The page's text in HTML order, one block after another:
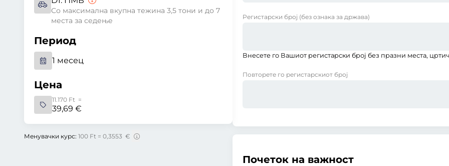
Со максимална вкупна тежина 3,5 тони и до 7
места за седење
Период
1 месец
Цена
11.170 Ft =
39,69 €
Менувачки курс: 100 Ft = 0,3553 €
Регистарски број (без ознака за држава)
Внесете го Вашиот регистарски број без празни места,
Повторете го регистарскиот број
Почеток на важност